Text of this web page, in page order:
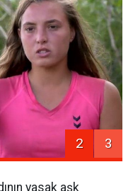
2 3
yasak aşk